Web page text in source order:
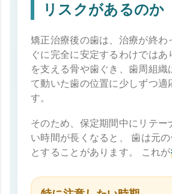
リスクがあるのか
矯正治療後の歯は、治療が終わ
ぐに完全に安定するわけではあ
を支える骨や歯ぐき、歯周組織
て動いた歯の位置に少しずつ適
す。
そのため、保定期間中にリテー
い時間が長くなると、 歯は元
とすることがあります。 これが